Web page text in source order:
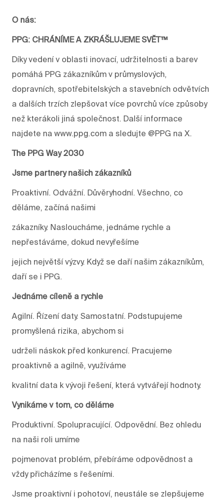
O nás:
PPG: CHRÁNÍME A ZKRÁŠLUJEME SVĚT™
Díky vedení v oblasti inovací, udržitelnosti a barev
pomáhá PPG zákazníkům v průmyslových,
dopravních, spotřebitelských a stavebních odvětvích
a dalších trzích zlepšovat více povrchů více způsoby
než kterákoli jiná společnost. Další informace
najdete na www.ppg.com a sledujte @PPG na X.
The PPG Way 2030
Jsme partnery našich zákazníků
Proaktivní. Odvážní. Důvěryhodní. Všechno, co
děláme, začíná našimi
zákazníky. Nasloucháme, jednáme rychle a
nepřestáváme, dokud nevyřešíme
jejich největší výzvy. Když se daří našim zákazníkům,
daří se i PPG.
Jednáme cíleně a rychle
Agilní. Řízení daty. Samostatní. Podstupujeme
promyšlená rizika, abychom si
udrželi náskok před konkurencí. Pracujeme
proaktivně a agilně, využíváme
kvalitní data k vývoji řešení, která vytvářejí hodnoty.
Vynikáme v tom, co děláme
Produktivní. Spolupracující. Odpovědní. Bez ohledu
na naši roli umíme
pojmenovat problém, přebíráme odpovědnost a
vždy přicházíme s řešeními.
Jsme proaktivní i pohotoví, neustále se zlepšujeme